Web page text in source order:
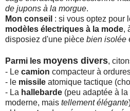
de jupons à la morgue.
Mon conseil : si vous optez pour
modèles électriques à la mode,
disposiez d'une pièce bien isolée
Parmi les moyens divers,
- Le camion compacteur à
- le missile atomique tactique
- La hallebarde (peu adaptée à
moderne, mais tellement élégante